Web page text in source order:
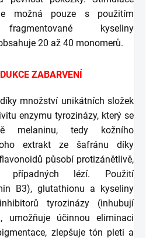
možná pouze s použitím
fragmentované kyseliny
20 až 40 monomerů.
ZABARVENÍ
množství unikátních složek
enzymu tyrozinázy, který se
melaninu, tedy kožního
extrakt ze šafránu díky
působí protizánětlivě,
případných lézí. Použití
B3), glutathionu a kyseliny
tyrozinázy (inhubují
umožňuje účinnou eliminaci
zlepšuje tón pleti a